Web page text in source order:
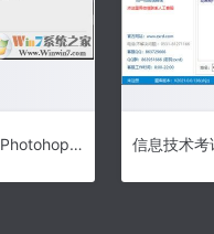
Adobe Photohop CC 2019下载|Photohop CC2019官方原版（含破解补丁）下载